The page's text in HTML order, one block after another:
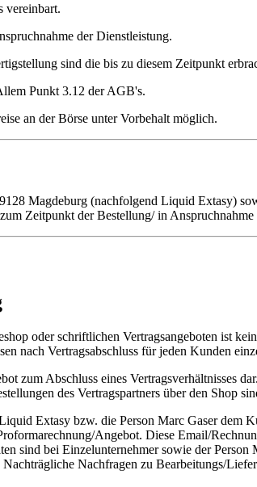
vereinbart.
der Dienstleistung.
sind die bis zu diesem Zeitpunkt
Punkt 3.12 der AGB's.
an der Börse unter Vorbehalt möglich.
Magdeburg (nachfolgend Liquid Extasy)
Zeitpunkt der Bestellung/ in
oder schriftlichen Vertragsangeboten ist
nach Vertragsabschluss für jeden Kunden
zum Abschluss eines Vertragsverhältnisses
des Vertragspartners über den Shop
Extasy bzw. die Person Marc Gaser
Angebot. Diese Email/
sind bei Einzelunternehmer sowie der
Nachfragen zu Bearbeitungs/